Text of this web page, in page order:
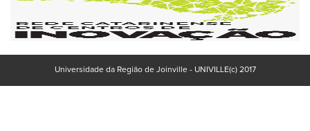
Universidade da Região de Joinville - UNIVILLE(c) 2017